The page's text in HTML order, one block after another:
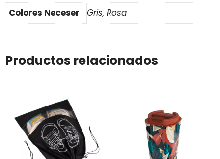
Colores Neceser Gris, Rosa
Productos relacionados